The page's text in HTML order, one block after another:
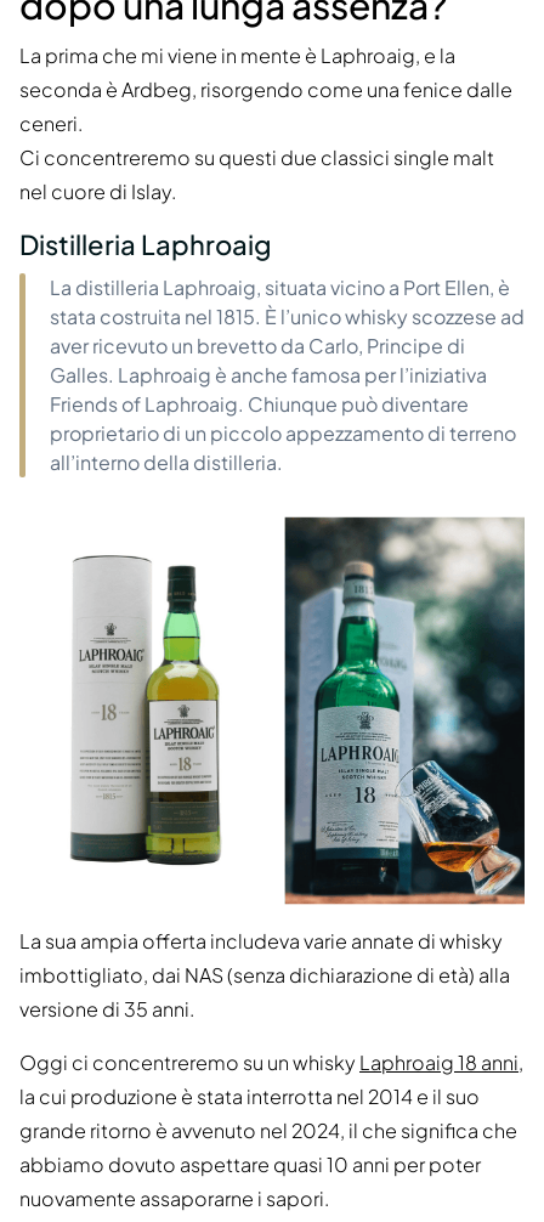
La prima che mi viene in mente è Laphroaig, e la
seconda è Ardbeg, risorgendo come una fenice dalle
ceneri.
Ci concentreremo su questi due classici single malt
nel cuore di Islay.
Distilleria Laphroaig
La distilleria Laphroaig, situata vicino a Port Ellen, è
stata costruita nel 1815. È l’unico whisky scozzese ad
aver ricevuto un brevetto da Carlo, Principe di
Galles. Laphroaig è anche famosa per l’iniziativa
Friends of Laphroaig. Chiunque può diventare
proprietario di un piccolo appezzamento di terreno
all’interno della distilleria.
La sua ampia offerta includeva varie annate di whisky
imbottigliato, dai NAS (senza dichiarazione di età) alla
versione di 35 anni.
Oggi ci concentreremo su un whisky Laphroaig 18 anni,
la cui produzione è stata interrotta nel 2014 e il suo
grande ritorno è avvenuto nel 2024, il che significa che
abbiamo dovuto aspettare quasi 10 anni per poter
nuovamente assaporarne i sapori.